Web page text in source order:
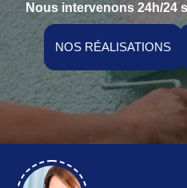
Nous intervenons 24h/24
NOS RÉALISATIONS